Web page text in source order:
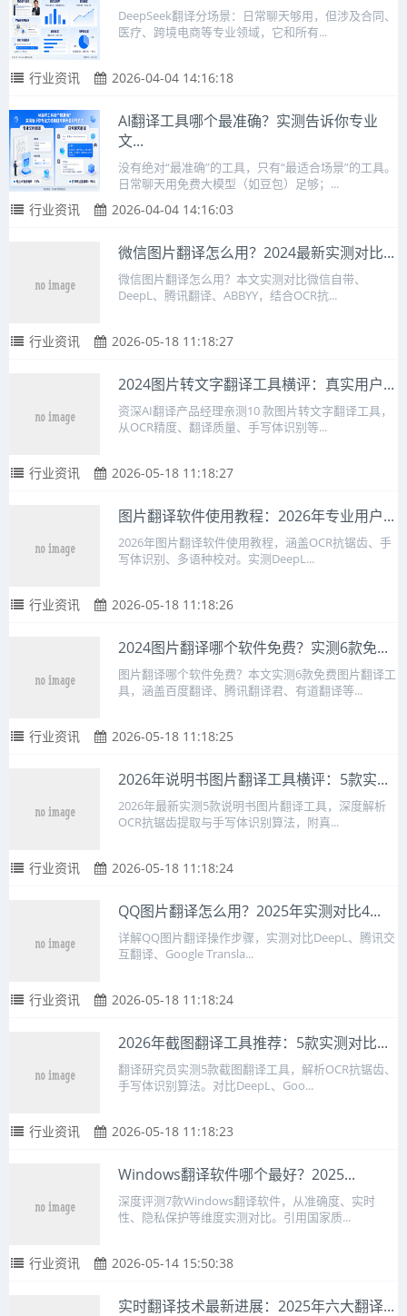
DeepSeek翻译分场景：日常聊天够用，但涉及合同、
医疗、跨境电商等专业领域，它和所有...
行业资讯 2026-04-04 14:16:18
AI翻译工具哪个最准确？实测告诉你专业
文...
没有绝对“最准确”的工具，只有“最适合场景”的工具。
日常聊天用免费大模型（如豆包）足够；...
行业资讯 2026-04-04 14:16:03
微信图片翻译怎么用？2024最新实测对比...
微信图片翻译怎么用？本文实测对比微信自带、
DeepL、腾讯翻译、ABBYY，结合OCR抗...
行业资讯 2026-05-18 11:18:27
2024图片转文字翻译工具横评：真实用户...
资深AI翻译产品经理亲测10 款图片转文字翻译工具，
从OCR精度、翻译质量、手写体识别等...
行业资讯 2026-05-18 11:18:27
图片翻译软件使用教程：2026年专业用户...
2026年图片翻译软件使用教程，涵盖OCR抗锯齿、手
写体识别、多语种校对。实测DeepL...
行业资讯 2026-05-18 11:18:26
2024图片翻译哪个软件免费？实测6款免...
图片翻译哪个软件免费？本文实测6款免费图片翻译工
具，涵盖百度翻译、腾讯翻译君、有道翻译等...
行业资讯 2026-05-18 11:18:25
2026年说明书图片翻译工具横评：5款实...
2026年最新实测5款说明书图片翻译工具，深度解析
OCR抗锯齿提取与手写体识别算法，附真...
行业资讯 2026-05-18 11:18:24
QQ图片翻译怎么用？2025年实测对比4...
详解QQ图片翻译操作步骤，实测对比DeepL、腾讯交
互翻译、Google Transla...
行业资讯 2026-05-18 11:18:24
2026年截图翻译工具推荐：5款实测对比...
翻译研究员实测5款截图翻译工具，解析OCR抗锯齿、
手写体识别算法。对比DeepL、Goo...
行业资讯 2026-05-18 11:18:23
Windows翻译软件哪个最好？2025...
深度评测7款Windows翻译软件，从准确度、实时
性、隐私保护等维度实测对比。引用国家质...
行业资讯 2026-05-14 15:50:38
实时翻译技术最新进展：2025年六大翻译...